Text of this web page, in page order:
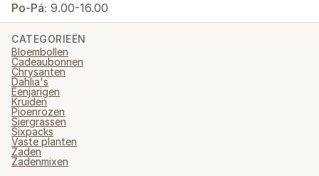
Po-Pá: 9.00-16.00
CATEGORIEËN
Bloembollen
Cadeaubonnen
Chrysanten
Dahlia's
Eenjarigen
Kruiden
Pioenrozen
Siergrassen
Sixpacks
Vaste planten
Zaden
Zadenmixen